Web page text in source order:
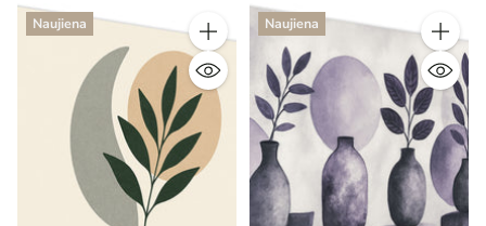
Naujiena
Kiekis
Naujiena
Kiekis